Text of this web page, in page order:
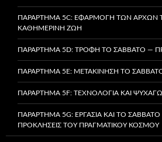
ΠΑΡΆΡΤΗΜΑ 5C: ΕΦΑΡΜΟΓΉ ΤΩΝ ΑΡΧΏΝ
ΚΑΘΗΜΕΡΙΝΉ ΖΩΉ
ΠΑΡΆΡΤΗΜΑ 5D: ΤΡΟΦΉ ΤΟ ΣΆΒΒΑΤΟ —
ΠΑΡΆΡΤΗΜΑ 5E: ΜΕΤΑΚΊΝΗΣΗ ΤΟ
ΠΑΡΆΡΤΗΜΑ 5F: ΤΕΧΝΟΛΟΓΊΑ ΚΑΙ
ΠΑΡΆΡΤΗΜΑ 5G: ΕΡΓΑΣΊΑ ΚΑΙ ΤΟ
ΠΡΟΚΛΉΣΕΙΣ ΤΟΥ ΠΡΑΓΜΑΤΙΚΟΎ ΚΌΣΜΟΥ